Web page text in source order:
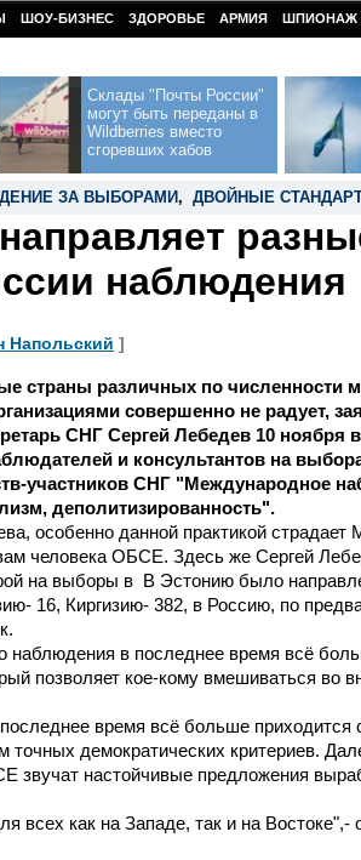
ШОУ-БИЗНЕС ЗДОРОВЬЕ АРМИЯ ШПИОНАЖ
Склады "Почты России"
могут быть переданы в
Wildberries вместо
сгоревших хабов
ЗА ВЫБОРАМИ , ДВОЙНЫЕ
наблюдения
Напольский ]
страны различных по численности
совершенно не радует,
СНГ Сергей Лебедев 10 ноября в
и консультантов на
участников СНГ "Международное
деполитизированность".
особенно данной практикой
человека ОБСЕ. Здесь же Сергей
на выборы в В Эстонию было
16, Киргизию- 382, в Россию, по
наблюдения в последнее время всё
позволяет кое-кому вмешиваться во
время всё больше приходится
точных демократических критериев.
звучат настойчивые предложения
как на Западе, так и на Востоке",-